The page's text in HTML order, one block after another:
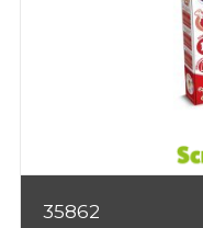
35862